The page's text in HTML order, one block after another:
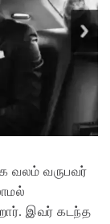
வலம் வருபவர்
இவர் கடந்த